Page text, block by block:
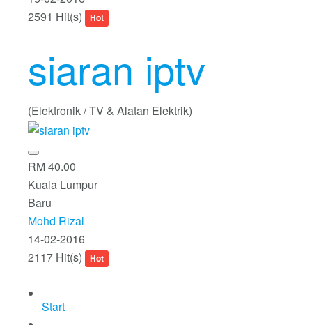
2591 Hit(s)
Hot
siaran iptv
(Elektronik / TV & Alatan Elektrik)
RM 40.00
Kuala Lumpur
Baru
Mohd Rizal
14-02-2016
2117 Hit(s)
Hot
Start